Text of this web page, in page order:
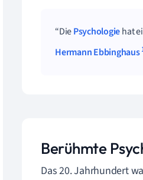
DiePsychologiehat
Hermann Ebbinghaus
Berühmte
Das 20. Jahrhundert